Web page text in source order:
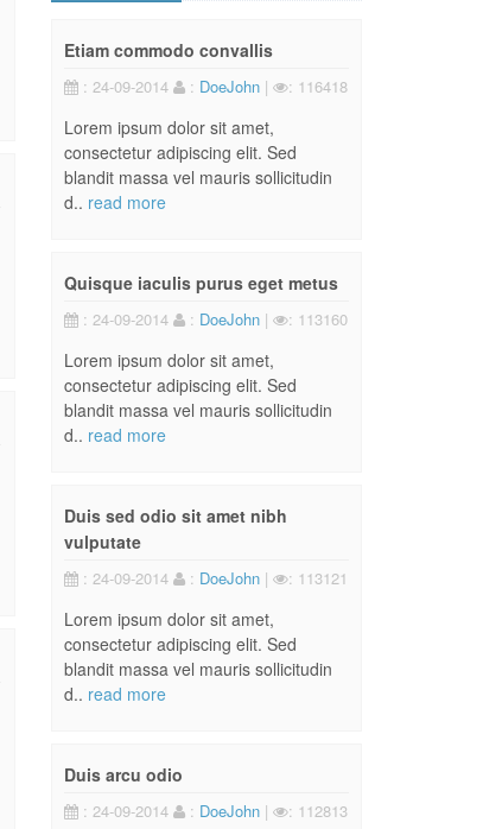
Etiam commodo convallis
: 24-09-2014 : DoeJohn| : 116418
Lorem ipsum dolor sit amet,
consectetur adipiscing elit. Sed
blandit massa vel mauris sollicitudin
d.. read more
Quisque iaculis purus eget metus
: 24-09-2014 : DoeJohn| : 113160
Lorem ipsum dolor sit amet,
consectetur adipiscing elit. Sed
blandit massa vel mauris sollicitudin
d.. read more
Duis sed odio sit amet nibh
vulputate
: 24-09-2014 : DoeJohn| : 113121
Lorem ipsum dolor sit amet,
consectetur adipiscing elit. Sed
blandit massa vel mauris sollicitudin
d.. read more
Duis arcu odio
: 24-09-2014 : DoeJohn| : 112813